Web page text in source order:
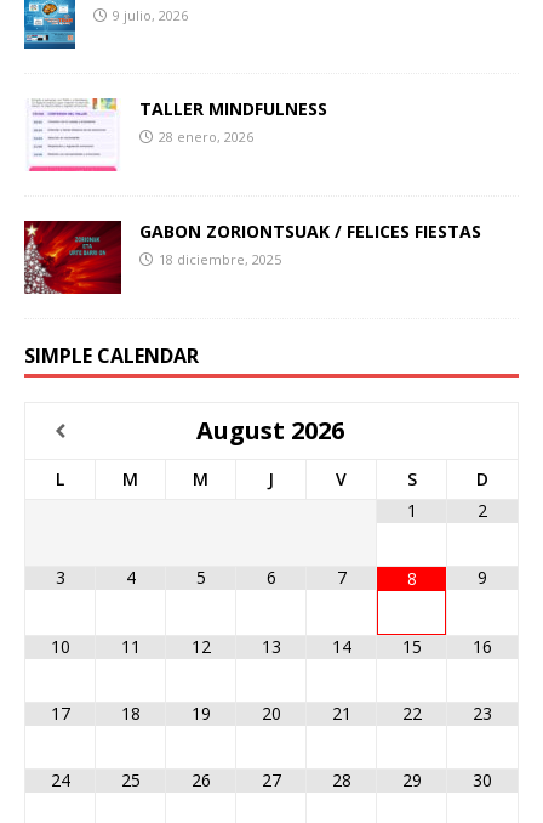
9 julio, 2026
TALLER MINDFULNESS
28 enero, 2026
GABON ZORIONTSUAK / FELICES FIESTAS
18 diciembre, 2025
SIMPLE CALENDAR
August 2026
L M M J V S
D
1
2
3 4 5 6 7 8 9
10 11 12 13 14 15 16
17 18 19 20 21 22 23
24 25 26 27 28 29 30